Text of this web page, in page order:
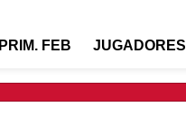
PRIM. FEB JUGADORES